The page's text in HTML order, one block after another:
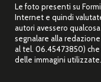
Le foto presenti su
Internet e quindi
autori avessero
segnalare alla
al tel. 06.45473850)
delle immagini utilizzate.